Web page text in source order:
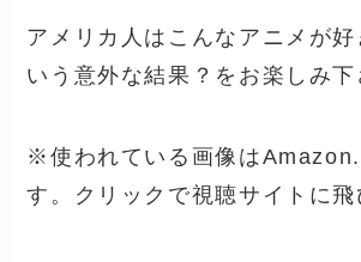
アメリカ人はこんなアニメが好
いう意外な結果？をお楽しみ下
※使われている画像は
す。クリックで視聴サイトに飛